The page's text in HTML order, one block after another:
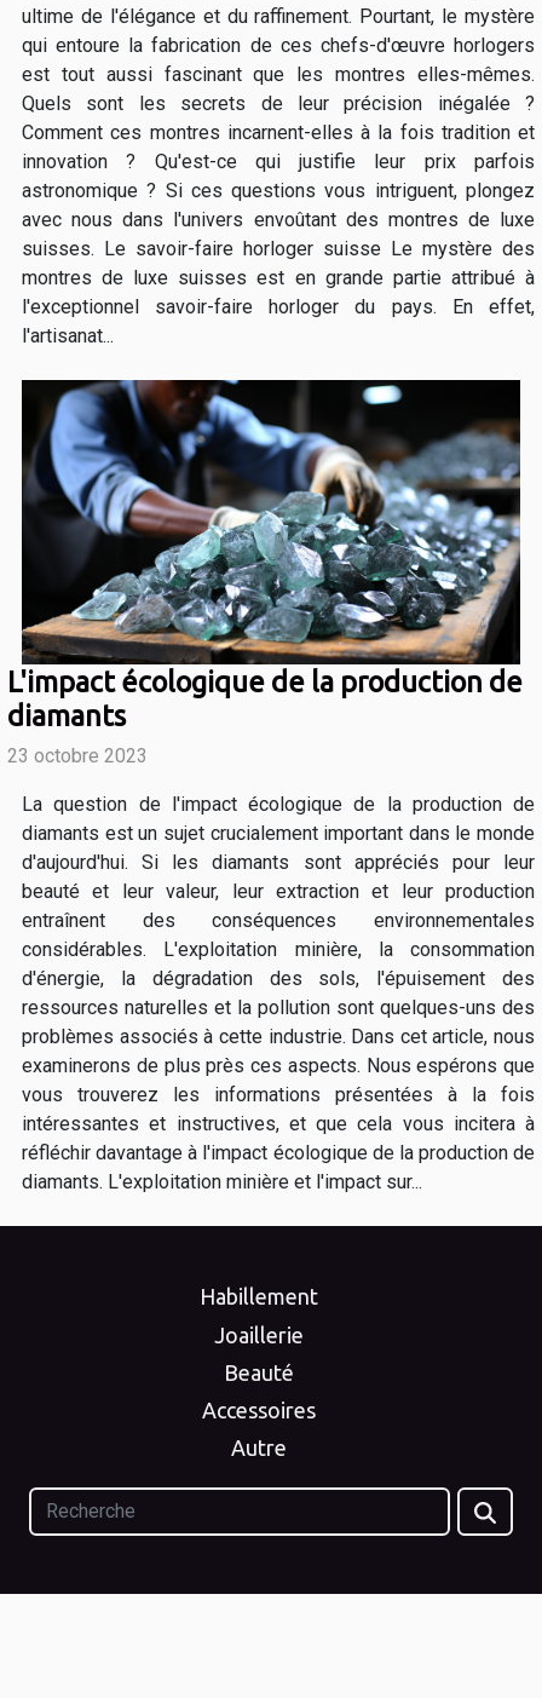
ultime de l'élégance et du raffinement. Pourtant, le mystère
qui entoure la fabrication de ces chefs-d'œuvre horlogers
est tout aussi fascinant que les montres elles-mêmes.
Quels sont les secrets de leur précision inégalée ?
Comment ces montres incarnent-elles à la fois tradition et
innovation ? Qu'est-ce qui justifie leur prix parfois
astronomique ? Si ces questions vous intriguent, plongez
avec nous dans l'univers envoûtant des montres de luxe
suisses. Le savoir-faire horloger suisse Le mystère des
montres de luxe suisses est en grande partie attribué à
l'exceptionnel savoir-faire horloger du pays. En effet,
l'artisanat...
L'impact écologique de la production de
diamants
23 octobre 2023
La question de l'impact écologique de la production de
diamants est un sujet crucialement important dans le monde
d'aujourd'hui. Si les diamants sont appréciés pour leur
beauté et leur valeur, leur extraction et leur production
entraînent des conséquences environnementales
considérables. L'exploitation minière, la consommation
d'énergie, la dégradation des sols, l'épuisement des
ressources naturelles et la pollution sont quelques-uns des
problèmes associés à cette industrie. Dans cet article, nous
examinerons de plus près ces aspects. Nous espérons que
vous trouverez les informations présentées à la fois
intéressantes et instructives, et que cela vous incitera à
réfléchir davantage à l'impact écologique de la production de
diamants. L'exploitation minière et l'impact sur...
Habillement
Joaillerie
Beauté
Accessoires
Autre